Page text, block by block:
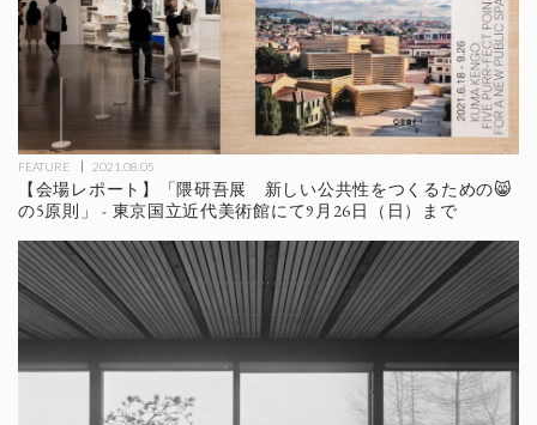
FEATURE 2021.08.05
【会場レポート】「隈研吾展 新しい公共性をつくるための😸
の5原則」 - 東京国立近代美術館にて9月26日（日）まで